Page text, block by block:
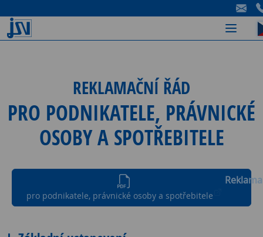
-
-
-
REKLAMAČNÍ ŘÁD
PRO PODNIKATELE, PRÁVNICKÉ
OSOBY A SPOTŘEBITELE
pro podnikatele, právnické osoby a spotřebitele